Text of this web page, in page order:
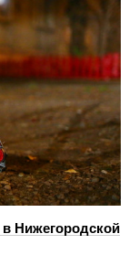
Нижегородской